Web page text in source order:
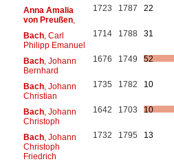
Anna Amalia
von Preußen,
1723 1787 22
Bach, Carl
Philipp Emanuel
1714 1788 31
Bach, Johann
Bernhard
1676 1749 52
Bach, Johann
Christian
1735 1782 10
Bach, Johann
Christoph
1642 1703 10
Bach, Johann
Christoph
Friedrich
1732 1795 13